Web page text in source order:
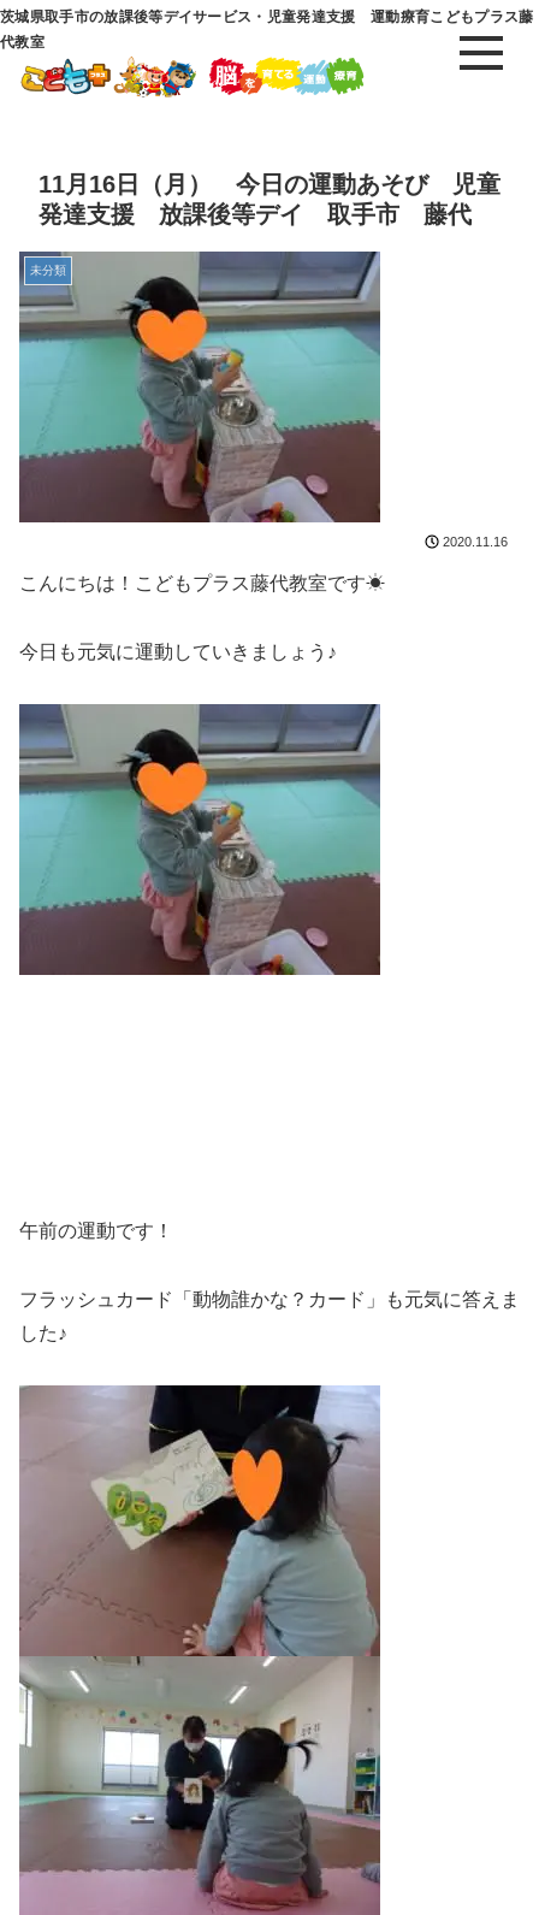
茨城県取手市の放課後等デイサービス・児童発達支援 運動療育こどもプラス藤
代教室
11月16日（月） 今日の運動あそび 児童
発達支援 放課後等デイ 取手市 藤代
未分類
2020.11.16
こんにちは！こどもプラス藤代教室です☀
今日も元気に運動していきましょう♪
午前の運動です！
フラッシュカード「動物誰かな？カード」も元気に答えま
した♪